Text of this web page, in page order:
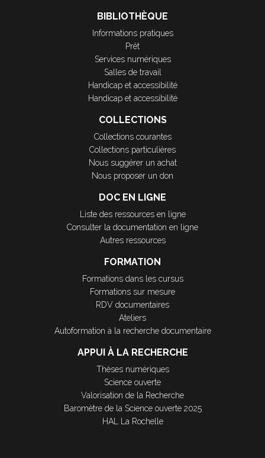
BIBLIOTHÈQUE
Informations pratiques
Prêt
Services numériques
Salles de travail
Handicap et accessibilité
Handicap et accessibilité
COLLECTIONS
Collections courantes
Collections particulières
Nous suggérer un achat
Nous proposer un don
DOC EN LIGNE
Liste des ressources en ligne
Consulter la documentation en ligne
Autres ressources
FORMATION
Formations dans les cursus
Formations sur mesure
RDV documentaires
Ateliers
Autoformation à la recherche documentaire
APPUI À LA RECHERCHE
Thèses numériques
Science ouverte
Valorisation de la Recherche
Baromètre de la Science ouverte 2025
HAL La Rochelle